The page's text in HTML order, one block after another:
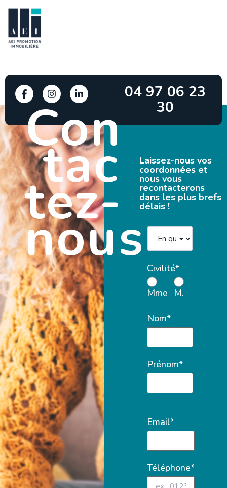
04 97 06 23
30
Con
tac
tez-
nous
Laissez-nous vos
coordonnées et
nous vous
recontacterons
dans les plus brefs
délais !
Civilité*
Mme M.
Nom*
Prénom*
Email*
Téléphone*